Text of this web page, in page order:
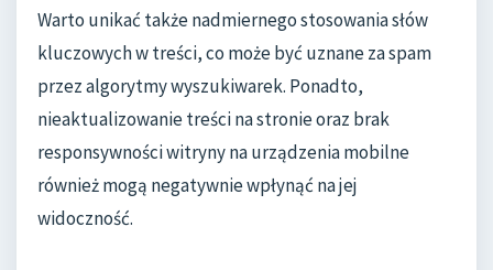
Warto unikać także nadmiernego stosowania słów
kluczowych w treści, co może być uznane za spam
przez algorytmy wyszukiwarek. Ponadto,
nieaktualizowanie treści na stronie oraz brak
responsywności witryny na urządzenia mobilne
również mogą negatywnie wpłynąć na jej
widoczność.